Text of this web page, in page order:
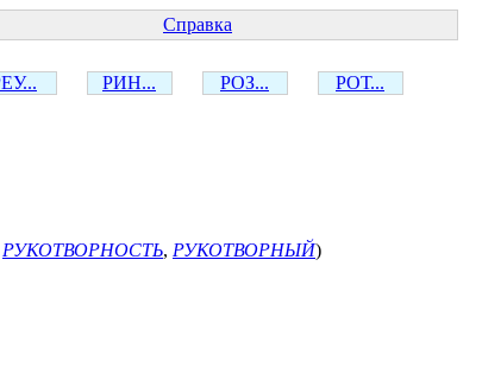
Справка
РИН... РОЗ...
РОТ...
РУКОТВОРНОСТЬ, РУКОТВОРНЫЙ)